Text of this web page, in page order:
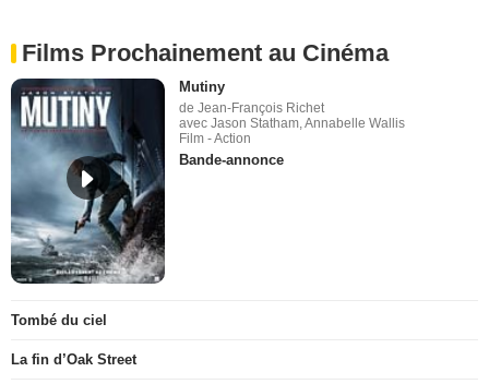
Films Prochainement au Cinéma
Mutiny
de Jean-François Richet
avec Jason Statham, Annabelle Wallis
Film - Action
Bande-annonce
Tombé du ciel
La fin d’Oak Street